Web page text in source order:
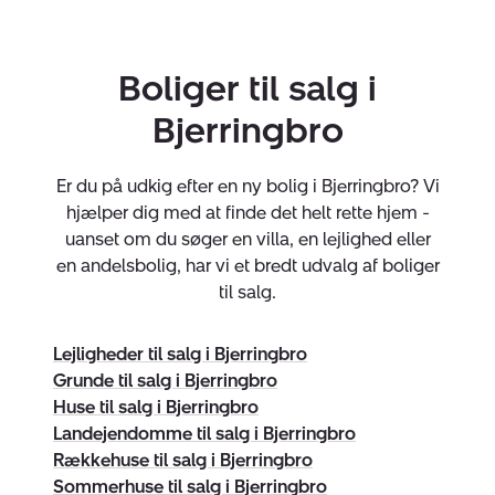
Køberrådgivning fra start til slut
At købe bolig er en stor beslutning, og vi ønsker at gøre
processen så tryg og overskuelig som muligt. Med
voreskøberrådgivningfår du hjælp til:
Boligmatch – Vi finder boliger, der passer til dine
ønsker.
byggetekniske forhold.
Prisforhandling – Vi forhandler den bedste pris for
dig.
Juridisk gennemgang – Sikring af købsaftalen og
Boliger til salg i
Bjerringbro
Er du på udkig efter en ny bolig i Bjerringbro? Vi
hjælper dig med at finde det helt rette hjem -
uanset om du søger en villa, en lejlighed eller
en andelsbolig, har vi et bredt udvalg af boliger
til salg.
Lejligheder til salg i Bjerringbro
Grunde til salg i Bjerringbro
Huse til salg i Bjerringbro
Landejendomme til salg i Bjerringbro
Rækkehuse til salg i Bjerringbro
Sommerhuse til salg i Bjerringbro